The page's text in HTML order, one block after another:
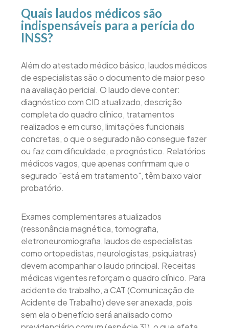
Quais laudos médicos são
indispensáveis para a perícia do
INSS?
Além do atestado médico básico, laudos médicos
de especialistas são o documento de maior peso
na avaliação pericial. O laudo deve conter:
diagnóstico com CID atualizado, descrição
completa do quadro clínico, tratamentos
realizados e em curso, limitações funcionais
concretas, o que o segurado não consegue fazer
ou faz com dificuldade, e prognóstico. Relatórios
médicos vagos, que apenas confirmam que o
segurado "está em tratamento", têm baixo valor
probatório.
Exames complementares atualizados
(ressonância magnética, tomografia,
eletroneuromiografia, laudos de especialistas
como ortopedistas, neurologistas, psiquiatras)
devem acompanhar o laudo principal. Receitas
médicas vigentes reforçam o quadro clínico. Para
acidente de trabalho, a CAT (Comunicação de
Acidente de Trabalho) deve ser anexada, pois
sem ela o benefício será analisado como